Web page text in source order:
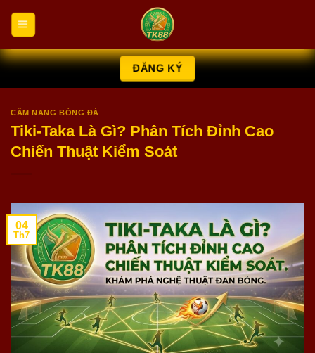
đến
dung
ĐĂNG KÝ
CẨM NANG BÓNG ĐÁ
Tiki-Taka Là Gì? Phân Tích Đỉnh Cao
Chiến Thuật Kiểm Soát
04
Th7